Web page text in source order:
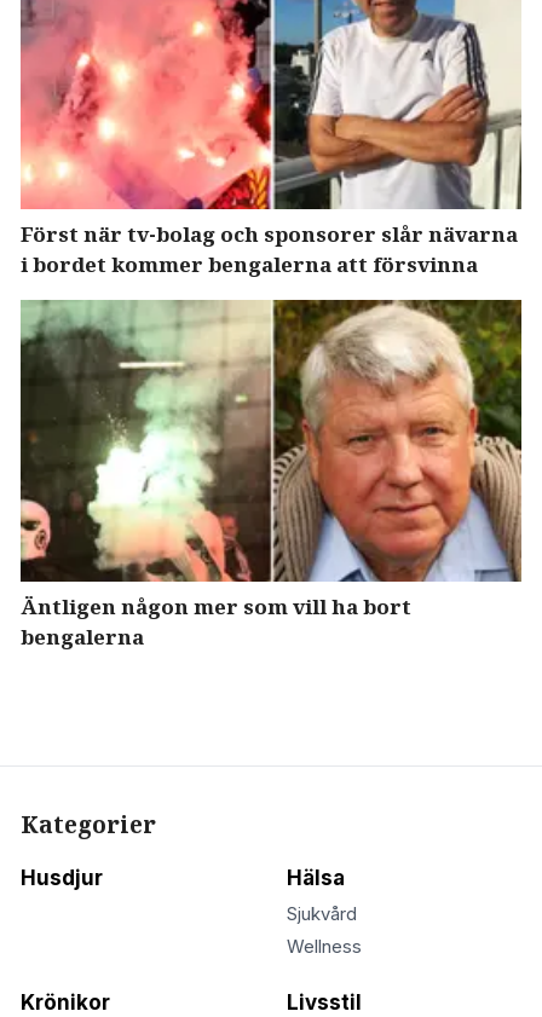
Först när tv-bolag och sponsorer slår nävarna
i bordet kommer bengalerna att försvinna
Äntligen någon mer som vill ha bort
bengalerna
Kategorier
Husdjur Hälsa
Sjukvård
Wellness
Krönikor Livsstil